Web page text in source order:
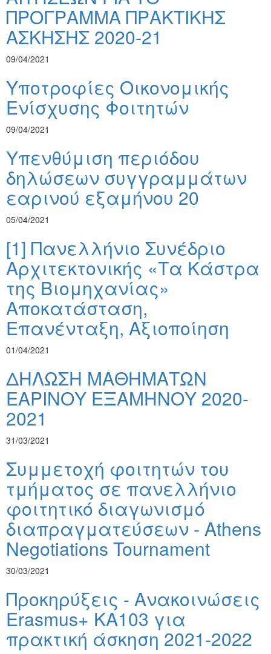
ΠΡΟΓΡΑΜΜΑ ΠΡΑΚΤΙΚΗΣ
ΑΣΚΗΣΗΣ 2020-21
09/04/2021
Υποτροφίες Οικονομικής
Ενίσχυσης Φοιτητών
09/04/2021
Υπενθύμιση περιόδου
δηλώσεων συγγραμμάτων
εαρινού εξαμήνου 20
05/04/2021
[1] Πανελλήνιο Συνέδριο
Aρχιτεκτονικής «Τα Κάστρα
της Βιομηχανίας»
Αποκατάσταση,
Επανένταξη, Αξιοποίηση
01/04/2021
ΔΗΛΩΣΗ ΜΑΘΗΜΑΤΩΝ
ΕΑΡΙΝΟΥ ΕΞΑΜΗΝΟΥ 2020-
2021
31/03/2021
Συμμετοχή φοιτητών του
τμήματος σε πανελλήνιο
φοιτητικό διαγωνισμό
διαπραγματεύσεων - Athens
Negotiations Tournament
30/03/2021
Προκηρύξεις - Ανακοινώσεις
Erasmus+ KA103 για
πρακτική άσκηση 2021-2022